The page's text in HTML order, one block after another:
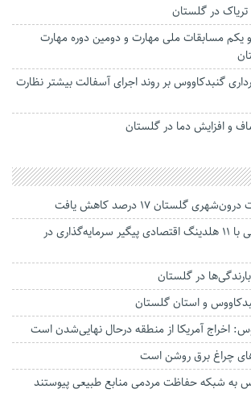
یکم مسابقات ملی مهارت و دومین دوره مهارت
گنبدکاووس بر روند اجرای آسفالت بیشتر نظارت
و افزایش دما در گلستان
گلستان ۱۷ درصد کاهش یافت
استاندار: بابک زنجانی با ۱۱ هلدینگ اقتصادی پیگیر سرمایه‌گذاری در
و استان گلستان
اخراج آمریکا از منطقه درحال نهایی‌شدن است
چراغ برق روشن است